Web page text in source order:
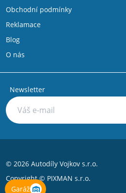
Garáž
Obchodní podmínky
Reklamace
Blog
O nás
Newsletter
© 2026 Autodíly Vojkov s.r.o.
Copyright © PIXMAN s.r.o.